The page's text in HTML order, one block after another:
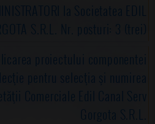
la Societatea EDIL
S.R.L. Nr. posturi: 3 (trei)
proiectului componentei
pentru selecţia şi numirea
Comerciale Edil Canal Serv
Gorgota S.R.L.